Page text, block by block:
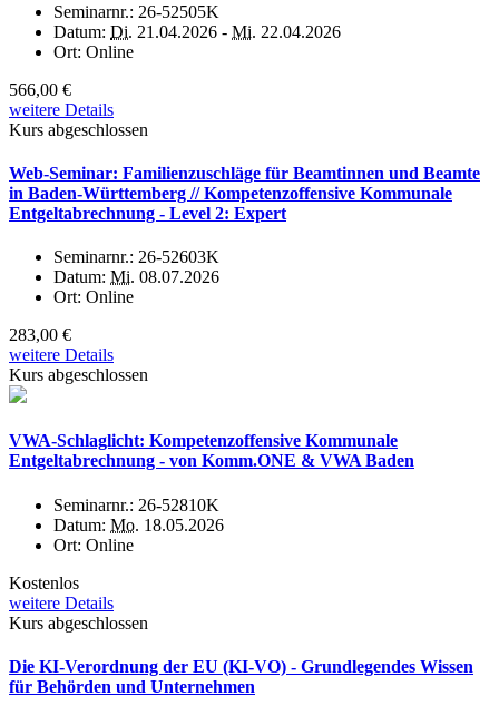
Seminarnr.: 26-52505K
Datum: Di. 21.04.2026 - Mi. 22.04.2026
Ort: Online
566,00 €
weitere Details
Kurs abgeschlossen
Web-Seminar: Familienzuschläge für Beamtinnen und Beamte
in Baden-Württemberg // Kompetenzoffensive Kommunale
Entgeltabrechnung - Level 2: Expert
Seminarnr.: 26-52603K
Datum: Mi. 08.07.2026
Ort: Online
283,00 €
weitere Details
Kurs abgeschlossen
VWA-Schlaglicht: Kompetenzoffensive Kommunale
Entgeltabrechnung - von Komm.ONE & VWA Baden
Seminarnr.: 26-52810K
Datum: Mo. 18.05.2026
Ort: Online
Kostenlos
weitere Details
Kurs abgeschlossen
Die KI-Verordnung der EU (KI-VO) - Grundlegendes Wissen
für Behörden und Unternehmen